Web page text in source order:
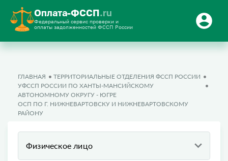
Оплата-ФССП.ru
Федеральный сервис проверки и
оплаты задолженностей ФССП России
ГЛАВНАЯ
ТЕРРИТОРИАЛЬНЫЕ ОТДЕЛЕНИЯ ФССП РОССИИ
УФССП РОССИИ ПО ХАНТЫ-МАНСИЙСКОМУ
АВТОНОМНОМУ ОКРУГУ - ЮГРЕ
ОСП ПО Г. НИЖНЕВАРТОВСКУ И НИЖНЕВАРТОВСКОМУ
РАЙОНУ
Физическое лицо